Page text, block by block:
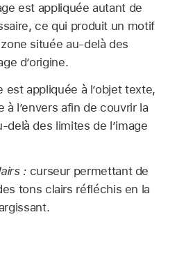
est appliquée autant de
ce qui produit un motif
située au-delà des
d’origine.
est appliquée à l’objet texte,
à l’envers afin de couvrir la
delà des limites de l’image
:curseur permettant de
tons clairs réfléchis en la